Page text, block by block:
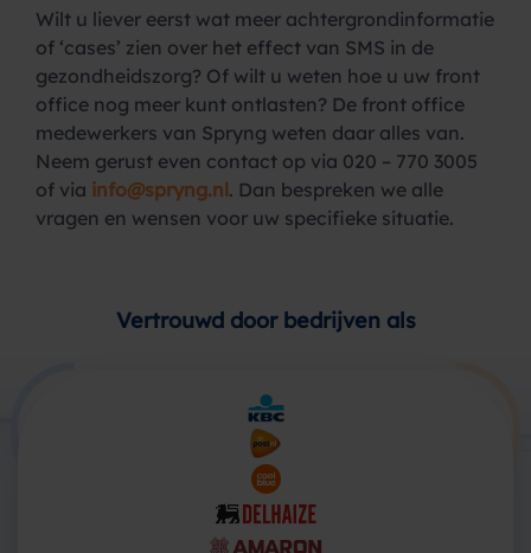
Wilt u liever eerst wat meer achtergrondinformatie
of ‘cases’ zien over het effect van SMS in de
gezondheidszorg? Of wilt u weten hoe u uw front
office nog meer kunt ontlasten? De front office
medewerkers van Spryng weten daar alles van.
Neem gerust even contact op via 020 – 770 3005
of via info@spryng.nl. Dan bespreken we alle
vragen en wensen voor uw specifieke situatie.
Vertrouwd door bedrijven als